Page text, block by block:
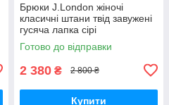
Брюки J.London жіночі
класичні штани твід завужені
гусяча лапка сірі
Готово до відправки
2 380 ₴ 2 800 ₴
Купити